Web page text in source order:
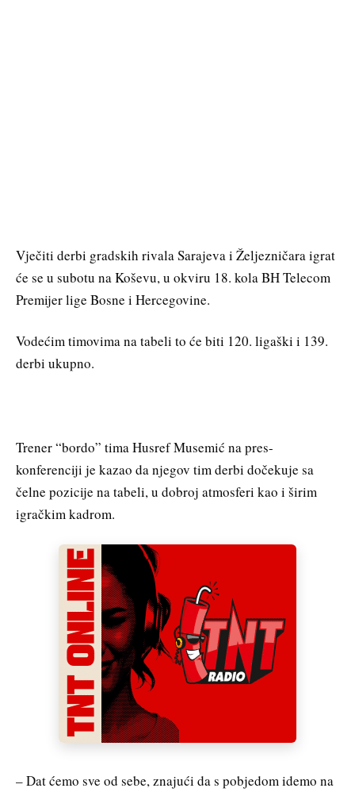
Vječiti derbi gradskih rivala Sarajeva i Željezničara igrat
će se u subotu na Koševu, u okviru 18. kola BH Telecom
Premijer lige Bosne i Hercegovine.
Vodećim timovima na tabeli to će biti 120. ligaški i 139.
derbi ukupno.
Trener “bordo” tima Husref Musemić na pres-
konferenciji je kazao da njegov tim derbi dočekuje sa
čelne pozicije na tabeli, u dobroj atmosferi kao i širim
igračkim kadrom.
– Dat ćemo sve od sebe, znajući da s pobjedom idemo na